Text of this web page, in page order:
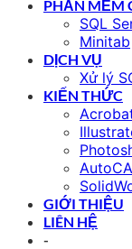
PHẦN MỀM
SQL
Minitab
DỊCH VỤ
Xử lý
KIẾN THỨC
GIỚI THIỆU
LIÊN HỆ
-